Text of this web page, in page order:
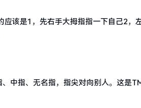
应该是1，先右手大拇指指一下自己2
、中指、无名指，指尖对向别人。这是